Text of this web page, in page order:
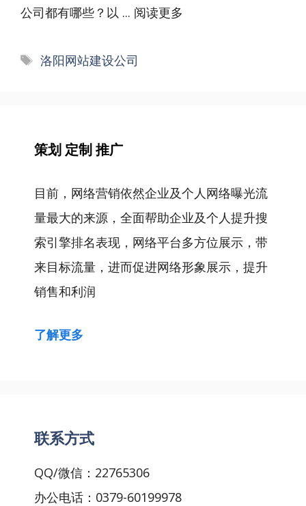
公司都有哪些？以 ... 阅读更多
标
洛阳网站建设公司
策划 定制 推广
目前，网络营销依然企业及个人网络曝光流
量最大的来源，全面帮助企业及个人提升搜
索引擎排名表现，网络平台多方位展示，带
来目标流量，进而促进网络形象展示，提升
销售和利润
了解更多
联系方式
QQ/微信：22765306
办公电话：0379-60199978